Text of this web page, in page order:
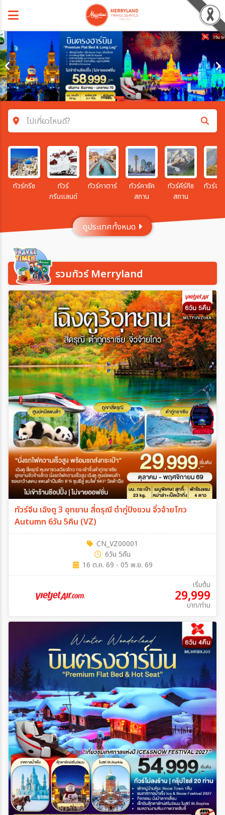
ไปเที่ยวไหนดี?
ค้นหาโปรแกรมทัวร์
คำค้นหา
ประเทศ
เมือง
สายการบิน
ตั้งแต่วันที่
ถึงวันที่
เฉพาะเดือน
เฉพาะเทศกาล
ระหว่าง
ค้นหา
ทัวร์กรีซ
ทัวร์
กรีนแลนด์
ทัวร์กาตาร์
ทัวร์คาซัค
สถาน
ทัวร์คีร์กีซ
สถาน
ทัวร์จอ
ดูประเทศทั้งหมด
รวมทัวร์ Merryland
ทัวร์จีน เฉิงตู 3 อุทยาน สี่ดรุณี ต๋ากู่ปิงชวน จิ่วจ้ายโกว
Autumn 6วัน 5คืน (VZ)
CN_VZ00001
6วัน 5คืน
16 ต.ค. 69 - 05 พ.ย. 69
เริ่มต้น
29,999
บาท/ท่าน